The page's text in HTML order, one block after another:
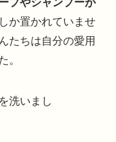
か置かれていませ
たちは自分の愛用
。
洗いまし